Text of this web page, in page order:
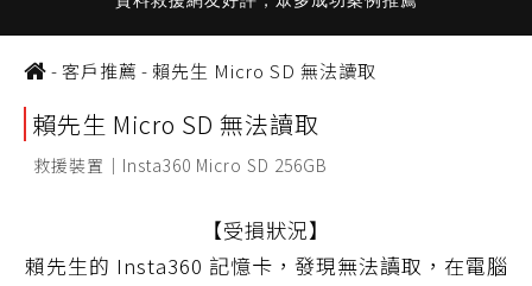
-客戶推薦 - 賴先生 Micro SD 無法讀取
賴先生 Micro SD 無法讀取
救援裝置｜Insta360 Micro SD 256GB
【受損狀況】
賴先生的 Insta360 記憶卡，發現無法讀取，在電腦